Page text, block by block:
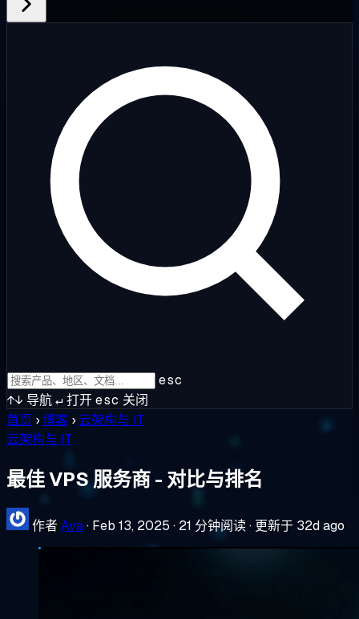
esc
↑↓ 导航↵打开esc 关闭
首页 ›博客 › 云架构与 IT
云架构与 IT
最佳 VPS 服务商 - 对比与排名
作者Ava· Feb 13, 2025 · 21 分钟阅读· 更新于 32d ago